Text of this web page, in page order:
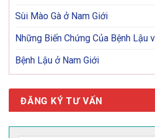
Sùi Mào Gà ở Nam Giới
Những Biến Chứng Của Bệnh Lậu
Bệnh Lậu ở Nam Giới
ĐĂNG KÝ TƯ VẤN